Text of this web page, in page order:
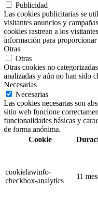
Publicidad
Las cookies publicitarias se
visitantes anuncios y
cookies rastrean a los
información para
Otras
Otras
Otras cookies no
analizadas y aún no han sido
Necesarias
Necesarias
Las cookies necesarias son
sitio web funcione
funcionalidades básicas y
de forma anónima.
Cookie
cookielawinfo-
checkbox-analytics
11